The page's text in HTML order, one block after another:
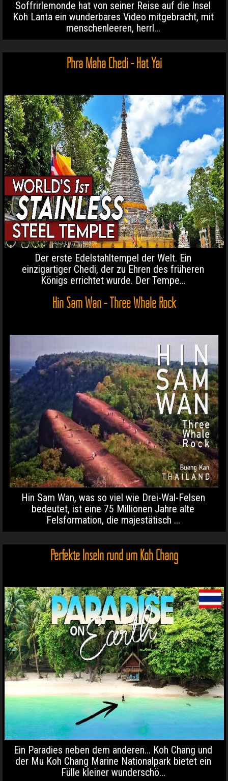
Soffrirlemonde hat von seiner Reise auf die Insel
Koh Lanta ein wunderbares Video mitgebracht, mit
menschenleeren, herrl...
Phra Maha Chedi - Hat Yai
Der erste Edelstahltempel der Welt. Ein
einzigartiger Chedi, der zu Ehren des früheren
Königs errichtet wurde. Der Tempe...
Hin Sam Wan - Three Whale Rock
Hin Sam Wan, was so viel wie Drei-Wal-Felsen
bedeutet, ist eine 75 Millionen Jahre alte
Felsformation, die majestätisch ...
Perfekte Inseln rund um Koh Chang
Ein Paradies neben dem anderen... Koh Chang und
der Mu Koh Chang Marine Nationalpark bietet ein
Fülle kleiner wunderschö...